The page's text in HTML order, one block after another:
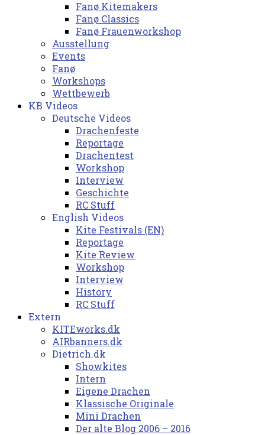
Fanø Kitemakers
Fanø Classics
Fanø Frauenworkshop
Ausstellung
Events
Fanø
Workshops
Wettbewerb
KB Videos
Deutsche Videos
Drachenfeste
Reportage
Drachentest
Workshop
Interview
Geschichte
RC Stuff
English Videos
Kite Festivals (EN)
Reportage
Kite Review
Workshop
Interview
History
RC Stuff
Extern
KITEworks.dk
AIRbanners.dk
Dietrich.dk
Showkites
Intern
Eigene Drachen
Klassische Originale
Mini Drachen
Der alte Blog 2006 – 2016